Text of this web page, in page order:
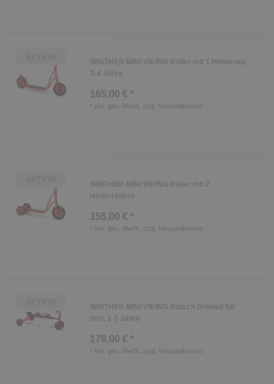
WINTHER MINI VIKING Roller mit 1 Hinterrad,
3-4 Jahre
165,00 € *
* inkl. ges. MwSt. zzgl. Versandkosten
WINTHER MINI VIKING Roller mit 2
Hinterrädern
155,00 € *
* inkl. ges. MwSt. zzgl. Versandkosten
WINTHER MINI VIKING Rutsch Dreirad für
drei, 1-3 Jahre
179,00 € *
* inkl. ges. MwSt. zzgl. Versandkosten